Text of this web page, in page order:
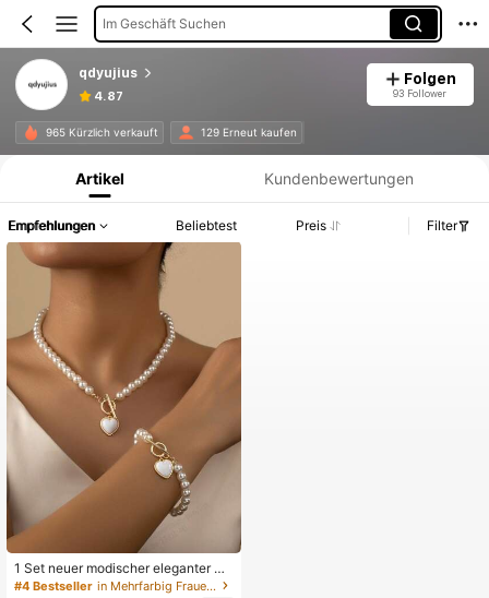
Im Geschäft Suchen
qdyujius
4.87
Folgen
93 Follower
965 Kürzlich verkauft 129 Erneut kaufen
Produktinformation: Preisangabe, Verkaufs- und Lagerbestandsdetails.
Artikel Kundenbewertungen
Empfehlungen Beliebtest Preis Filter
1 Set neuer modischer eleganter Ba
nkett minimalistischer eleganter Per
#4 Bestseller in Mehrfarbig Frauen-Schmuck-Sets